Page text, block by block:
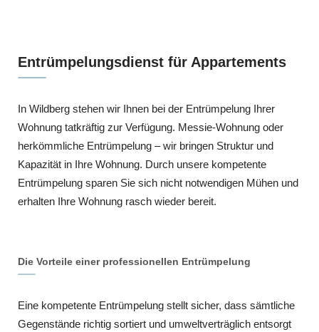
Entrümpelungsdienst für Appartements
In Wildberg stehen wir Ihnen bei der Entrümpelung Ihrer
Wohnung tatkräftig zur Verfügung. Messie-Wohnung oder
herkömmliche Entrümpelung – wir bringen Struktur und
Kapazität in Ihre Wohnung. Durch unsere kompetente
Entrümpelung sparen Sie sich nicht notwendigen Mühen und
erhalten Ihre Wohnung rasch wieder bereit.
Die Vorteile einer professionellen Entrümpelung
Eine kompetente Entrümpelung stellt sicher, dass sämtliche
Gegenstände richtig sortiert und umweltverträglich entsorgt